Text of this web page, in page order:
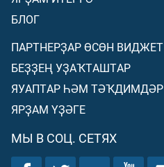
БЛОГ
ПАРТНЕРҘАР ӨСӨН ВИДЖЕТ
БЕҘҘЕҢ УҘАҠТАШТАР
ЯУАПТАР ҺӘМ ТӘҠДИМДӘР
ЯРҘАМ ҮҘӘГЕ
МЫ В СОЦ. СЕТЯХ